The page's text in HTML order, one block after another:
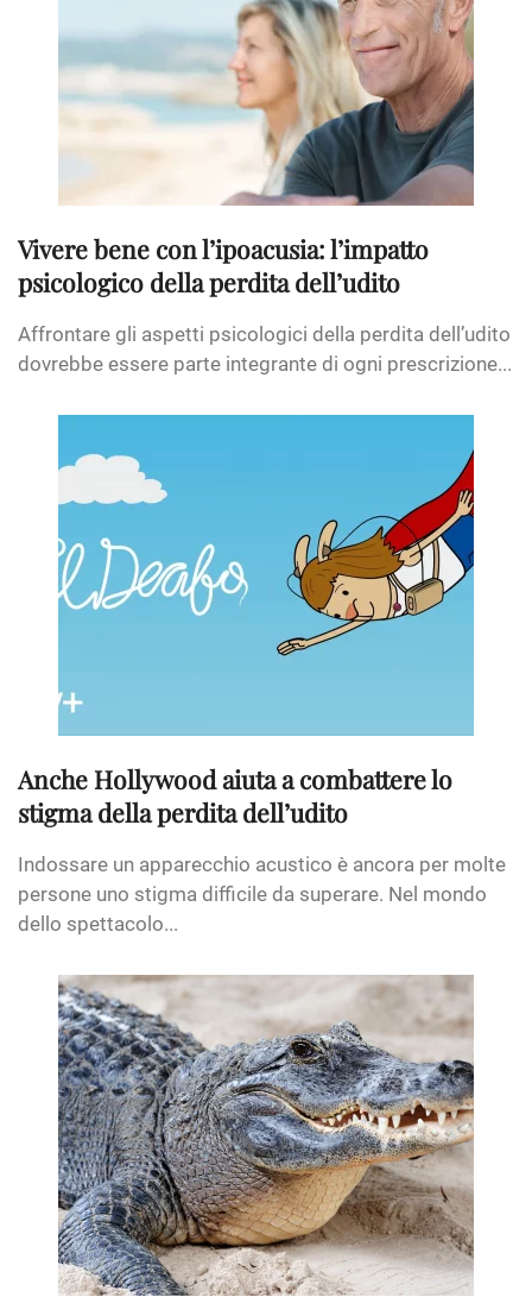
Vivere bene con l’ipoacusia: l’impatto
psicologico della perdita dell’udito
Affrontare gli aspetti psicologici della perdita dell’udito
dovrebbe essere parte integrante di ogni prescrizione...
Anche Hollywood aiuta a combattere lo
stigma della perdita dell’udito
Indossare un apparecchio acustico è ancora per molte
persone uno stigma difficile da superare. Nel mondo
dello spettacolo...